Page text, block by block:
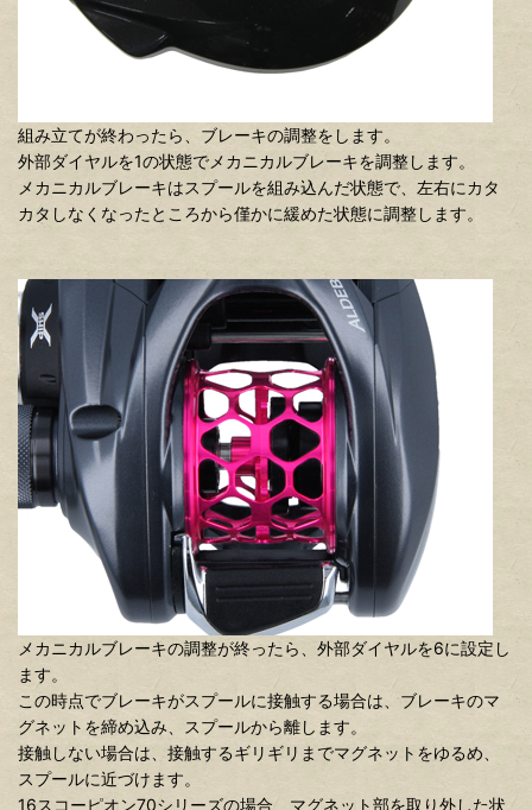
組み立てが終わったら、ブレーキの調整をします。
外部ダイヤルを1の状態でメカニカルブレーキを調整します。
メカニカルブレーキはスプールを組み込んだ状態で、左右にカタ
カタしなくなったところから僅かに緩めた状態に調整します。
メカニカルブレーキの調整が終ったら、外部ダイヤルを6に設定し
ます。
この時点でブレーキがスプールに接触する場合は、ブレーキのマ
グネットを締め込み、スプールから離します。
接触しない場合は、接触するギリギリまでマグネットをゆるめ、
スプールに近づけます。
16スコーピオン70シリーズの場合、マグネット部を取り外した状